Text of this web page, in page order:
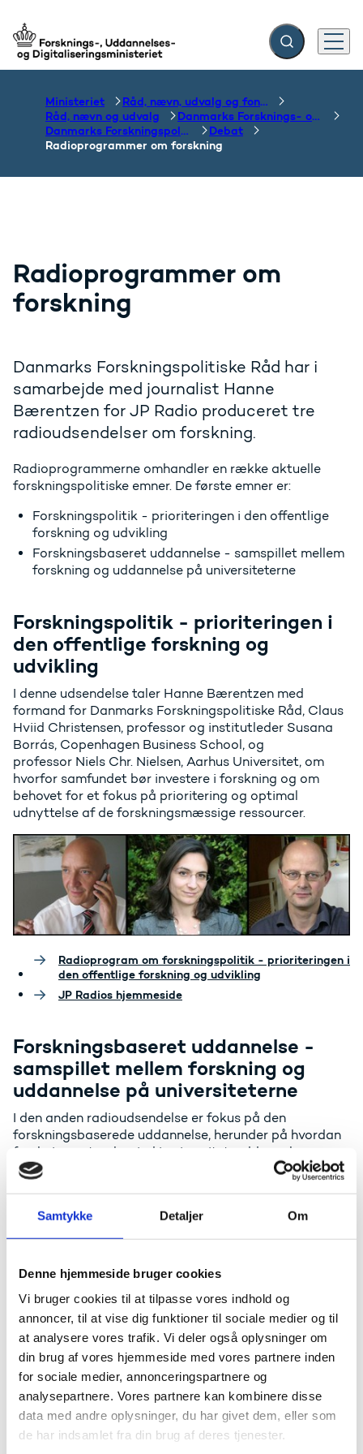
Samtykke Detaljer Om
Denne hjemmeside bruger cookies
Vi bruger cookies til at tilpasse vores indhold og
annoncer, til at vise dig funktioner til sociale medier og til
at analysere vores trafik. Vi deler også oplysninger om
din brug af vores hjemmeside med vores partnere inden
for sociale medier, annonceringspartnere og
analysepartnere. Vores partnere kan kombinere disse
data med andre oplysninger, du har givet dem, eller som
de har indsamlet fra din brug af deres tjenester.
Gå til forsiden Fold søgefelt ud
Menu
Ministeriet
Råd, nævn, udvalg og fonde
Råd, nævn og udvalg
Danmarks Forsknings- og Innovationspolitiske Råd
Danmarks Forskningspolitiske Råd
Debat
Radioprogrammer om forskning
Radioprogrammer om
forskning
Danmarks Forskningspolitiske Råd har i
samarbejde med journalist Hanne
Bærentzen for JP Radio produceret tre
radioudsendelser om forskning.
Radioprogrammerne omhandler en række aktuelle
forskningspolitiske emner. De første emner er:
Forskningspolitik - prioriteringen i den offentlige
forskning og udvikling
Forskningsbaseret uddannelse - samspillet mellem
forskning og uddannelse på universiteterne
Forskningspolitik - prioriteringen i
den offentlige forskning og
udvikling
I denne udsendelse taler Hanne Bærentzen med
formand for Danmarks Forskningspolitiske Råd, Claus
Hviid Christensen, professor og institutleder Susana
Borrás, Copenhagen Business School, og
professor Niels Chr. Nielsen, Aarhus Universitet, om
hvorfor samfundet bør investere i forskning og om
behovet for et fokus på prioritering og optimal
udnyttelse af de forskningsmæssige ressourcer.
Radioprogram om forskningspolitik - prioriteringen i
den offentlige forskning og udvikling
JP Radios hjemmeside
Forskningsbaseret uddannelse -
samspillet mellem forskning og
uddannelse på universiteterne
I den anden radioudsendelse er fokus på den
forskningsbaserede uddannelse, herunder på hvordan
forskningen tænkes ind i universitetsuddannelserne, og
på hvorfor det er vigtigt, at universitetsuddannelserne
baseres på forskning. Hanne Bærentzen taler med
professor Leif Østergaard, Aarhus Universitet/Aarhus
Universitetshospital, professor Per Kongshøj Madsen,
Københavns Universitet.